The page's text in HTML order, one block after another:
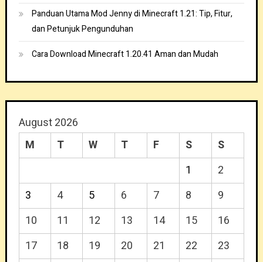
Panduan Utama Mod Jenny di Minecraft 1.21: Tip, Fitur,
dan Petunjuk Pengunduhan
Cara Download Minecraft 1.20.41 Aman dan Mudah
August 2026
M
T W T F S
S
1
2
3
4 5 6 7 8
9
10
11 12 13 14 15
16
17
18 19 20 21 22
23